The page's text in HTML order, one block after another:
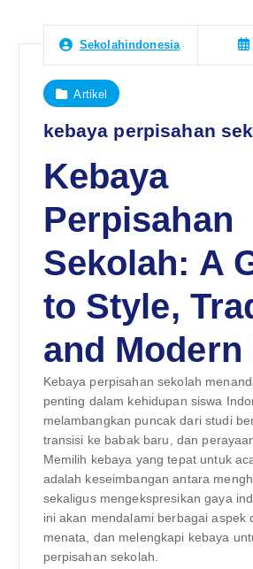
Sekolahindonesia
Artikel
kebaya perpisahan
Kebaya
Perpisahan
Sekolah: A
to Style,
and Modern
Kebaya perpisahan sekolah
penting dalam kehidupan siswa
melambangkan puncak dari studi
transisi ke babak baru, dan
Memilih kebaya yang tepat untuk
adalah keseimbangan antara
sekaligus mengekspresikan gaya
ini akan mendalami berbagai aspek
menata, dan melengkapi kebaya
perpisahan sekolah.